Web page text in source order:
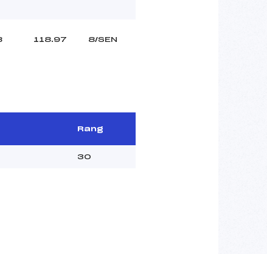
118.97 8/SEN
Rang
30